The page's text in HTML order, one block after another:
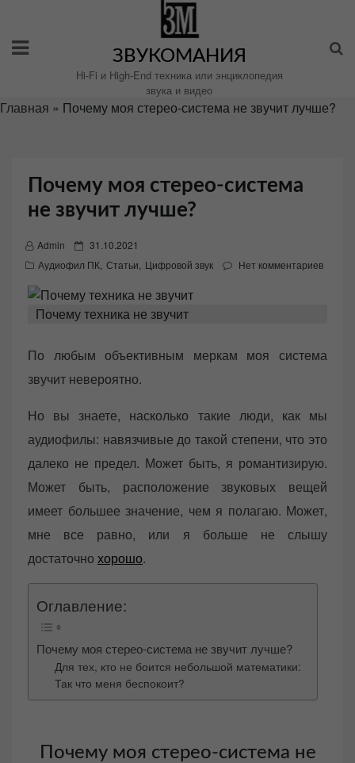
содержимому
ЗВУКОМАНИЯ
Hi-Fi и High-End техника или энциклопедия
звука и видео
Главная » Почему моя стерео-система не звучит лучше?
Почему моя стерео-система
не звучит лучше?
Admin
P
o
t
e
o
n
31.10.2021
Аудиофил ПК Статьи Цифровой звук Нет комментариев
Почему техника не звучит
По любым объективным меркам моя система
звучит невероятно.
Но вы знаете, насколько такие люди, как мы
аудиофилы: навязчивые до такой степени, что это
далеко не предел. Может быть, я романтизирую.
Может быть, расположение звуковых вещей
имеет большее значение, чем я полагаю. Может,
мне все равно, или я больше не слышу
достаточно хорошо.
Оглавление:
Почему моя стерео-система не звучит лучше?
Для тех, кто не боится небольшой математики:
Так что меня беспокоит?
Почему моя стерео-система не